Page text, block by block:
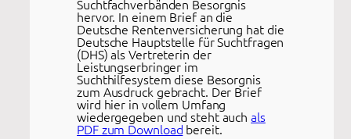
Suchtfachverbänden Besorgnis
hervor. In einem Brief an die
Deutsche Rentenversicherung hat die
Deutsche Hauptstelle für Suchtfragen
(DHS) als Vertreterin der
Leistungserbringer im
Suchthilfesystem diese Besorgnis
zum Ausdruck gebracht. Der Brief
wird hier in vollem Umfang
wiedergegeben und steht auchals
PDF zum Download bereit.